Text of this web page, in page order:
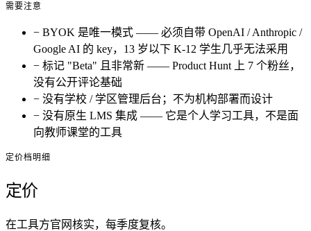
需要注意
− BYOK 是唯一模式 —— 必须自带 OpenAI / Anthropic /
Google AI 的 key，13 岁以下 K-12 学生几乎无法采用
− 标记 "Beta" 且非常新 —— Product Hunt 上 7 个粉丝，
没有公开评论基础
− 没有学校 / 学区管理后台；不为机构部署而设计
− 没有原生 LMS 集成 —— 它是个人学习工具，不是面
向教师课堂的工具
定价档明细
定价
在工具方官网核实，每季度复核。